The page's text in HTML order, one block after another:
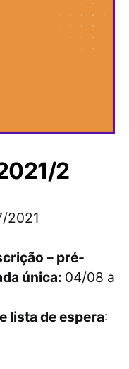
2
2021
– pré-
única: 04/08 a
lista de espera: